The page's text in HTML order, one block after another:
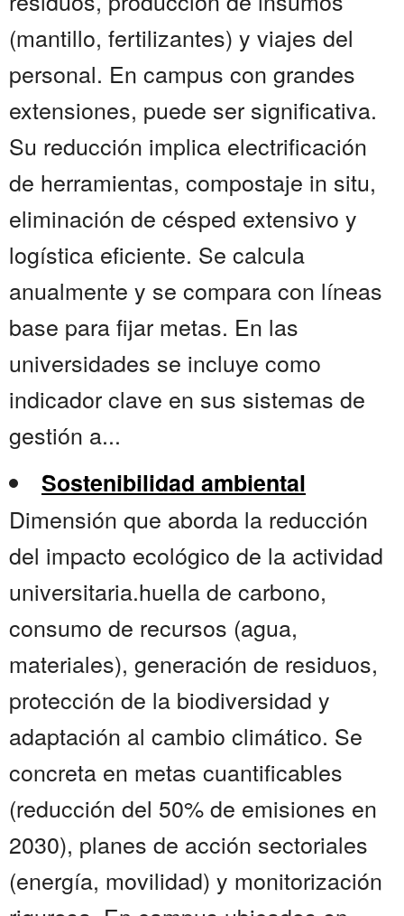
(mantillo, fertilizantes) y viajes del
personal. En campus con grandes
extensiones, puede ser significativa.
Su reducción implica electrificación
de herramientas, compostaje in situ,
eliminación de césped extensivo y
logística eficiente. Se calcula
anualmente y se compara con líneas
base para fijar metas. En las
universidades se incluye como
indicador clave en sus sistemas de
gestión a...
Sostenibilidad ambiental
Dimensión que aborda la reducción
del impacto ecológico de la actividad
universitaria.huella de carbono,
consumo de recursos (agua,
materiales), generación de residuos,
protección de la biodiversidad y
adaptación al cambio climático. Se
concreta en metas cuantificables
(reducción del 50% de emisiones en
2030), planes de acción sectoriales
(energía, movilidad) y monitorización